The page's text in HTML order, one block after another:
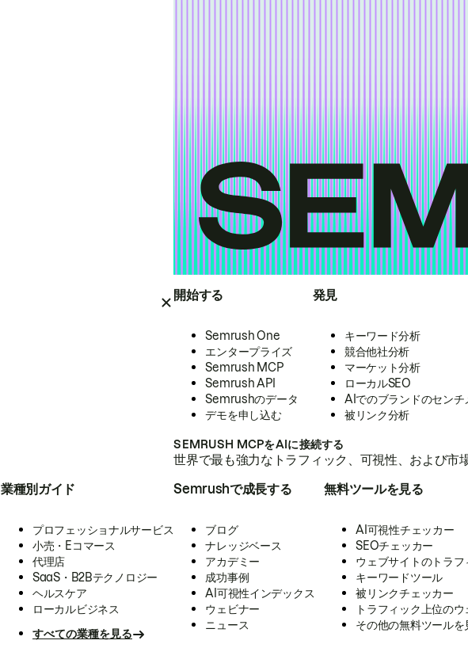
開始する
Semrush One
エンタープライズ
Semrush MCP
Semrush API
Semrushのデータ
デモを申し込む
発見
キーワード分析
競合他社分析
マーケット分析
ローカルSEO
AIでのブランドのセンチ
被リンク分析
SEMRUSH MCPをAIに接続する
世界で最も強力なトラフィック、可視性、および
業種別ガイド
プロフェッショナルサービス
小売・Eコマース
代理店
SaaS・B2Bテクノロジー
ヘルスケア
ローカルビジネス
すべての業種を見る
Semrushで成長する
ブログ
ナレッジベース
アカデミー
成功事例
AI可視性インデックス
ウェビナー
ニュース
無料ツールを見る
AI可視性チェッカー
SEOチェッカー
ウェブサイトのトラ
キーワードツール
被リンクチェッカー
トラフィック上位の
その他の無料ツールを